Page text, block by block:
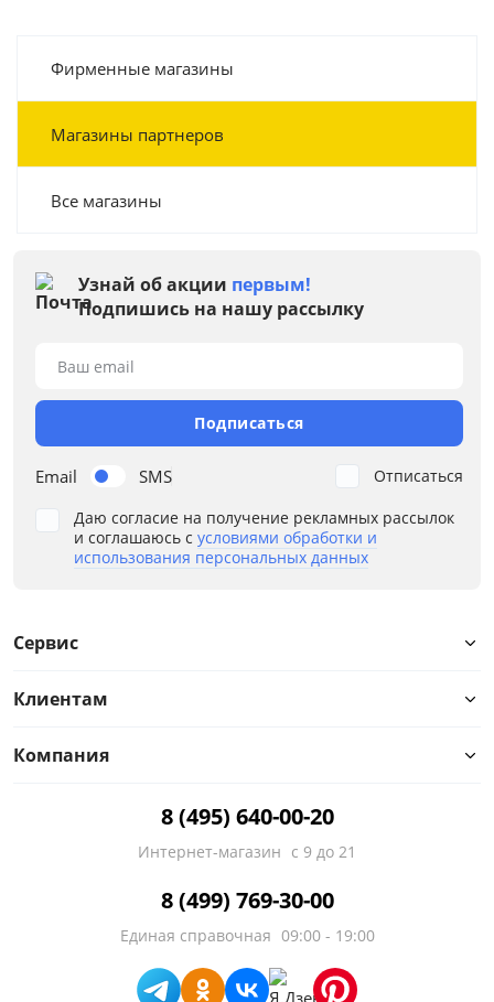
Фирменные магазины
Магазины партнеров
Все магазины
Узнай об акции первым!
Подпишись на нашу рассылку
Email SMS
Ваш email
Подписаться
Даю согласие на получение рекламных рассылок
и соглашаюсь с условиями обработки и
использования персональных данных
Отписаться
Сервис
Клиентам
Компания
8 (495) 640-00-20
Интернет-магазин с 9 до 21
8 (499) 769-30-00
Единая справочная 09:00 - 19:00